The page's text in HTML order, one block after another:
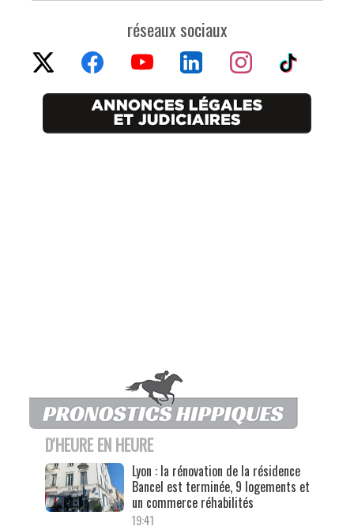
réseaux sociaux
D'HEURE EN HEURE
Lyon : la rénovation de la résidence
Bancel est terminée, 9 logements et
un commerce réhabilités
19:41